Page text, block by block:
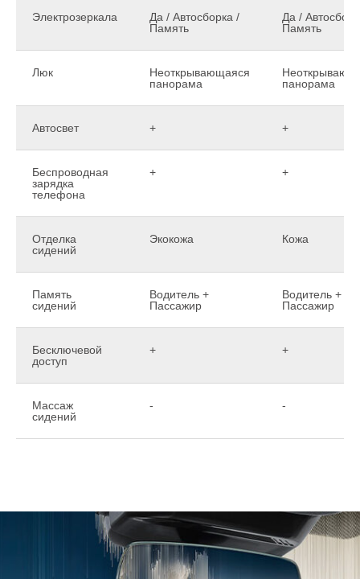
Электрозеркала
Да / Автосборка /
Память
Да /
Память
Люк
Неоткрывающаяся
панорама
панорама
Автосвет + +
Беспроводная
зарядка
телефона
+ +
Отделка
сидений
Экокожа Кожа
Память
сидений
Водитель +
Пассажир
Водитель +
Пассажир
Бесключевой
доступ
+ +
Массаж
сидений
- -